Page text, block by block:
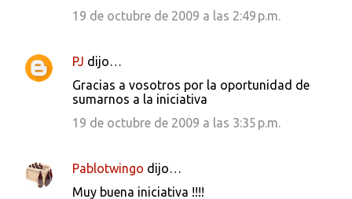
19 de octubre de 2009 a las 2:49 p.m.
PJ dijo…
Gracias a vosotros por la oportunidad de
sumarnos a la iniciativa
19 de octubre de 2009 a las 3:35 p.m.
Pablotwingo dijo…
Muy buena iniciativa !!!!